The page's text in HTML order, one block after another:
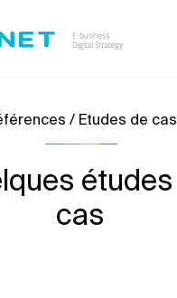
/ Etudes de cas
cas